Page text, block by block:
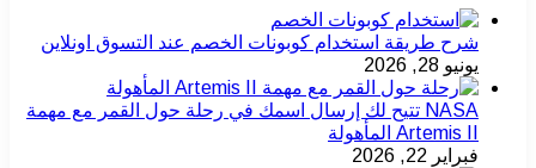
شرح طريقة استخدام كوبونات الخصم عند التسوق اونلاين
يونيو 28, 2026
NASA تتيح لك إرسال اسمك في رحلة حول القمر مع مهمة
Artemis II المأهولة
فبراير 22, 2026